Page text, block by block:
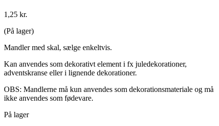
1,25 kr.
(På lager)
Mandler med skal, sælge enkeltvis.
Kan anvendes som dekorativt element i fx juledekorationer,
adventskranse eller i lignende dekorationer.
OBS: Mandlerne må kun anvendes som dekorationsmateriale og må
ikke anvendes som fødevare.
På lager